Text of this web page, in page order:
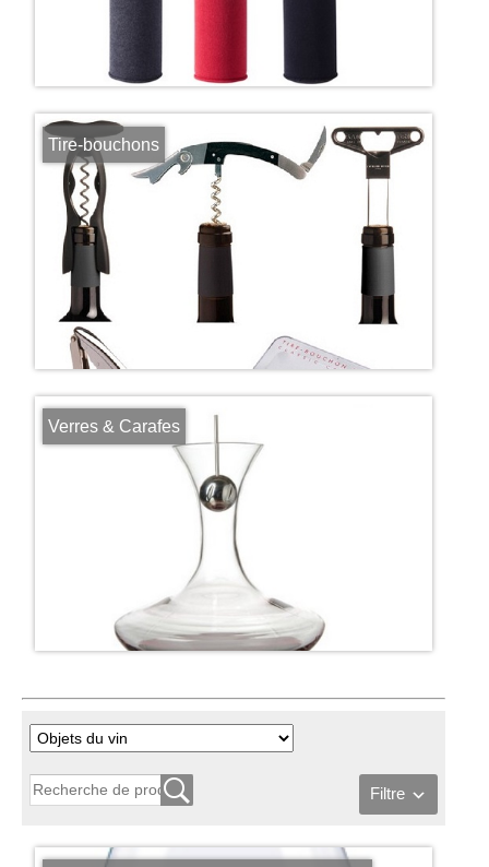
Tire-bouchons
Verres & Carafes
Filtre